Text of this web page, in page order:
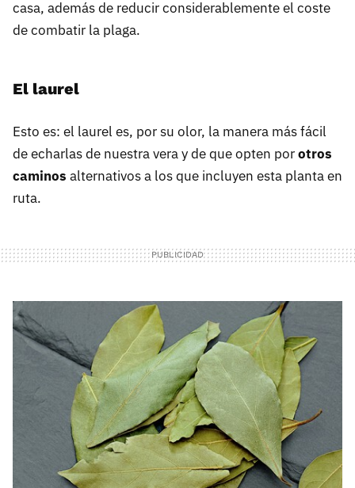
casa, además de reducir considerablemente el coste
de combatir la plaga.
El laurel
Esto es: el laurel es, por su olor, la manera más fácil
de echarlas de nuestra vera y de que opten porotros
caminos alternativos a los que incluyen esta planta en
ruta.